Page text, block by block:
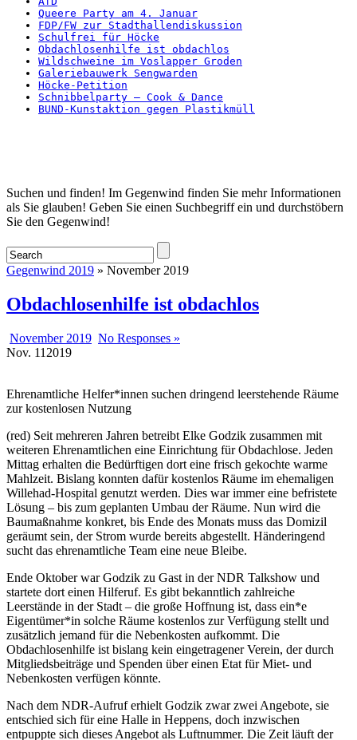
Queere Party am 4. Januar
FDP/FW zur Stadthallendiskussion
Schulfrei für Höcke
Obdachlosenhilfe ist obdachlos
Wildschweine im Voslapper Groden
Galeriebauwerk Sengwarden
Höcke-Petition
Schnibbelparty – Cook & Dance
BUND-Kunstaktion gegen Plastikmüll
Startseite
Suchen und finden! Im Gegenwind finden Sie mehr Informationen
als Sie glauben! Geben Sie einen Suchbegriff ein und durchstöbern
Sie den Gegenwind!
Gegenwind 2019 » November 2019
Obdachlosenhilfe ist obdachlos
November 2019 No Responses »
Nov. 11 2019
Ehrenamtliche Helfer*innen suchen dringend leerstehende Räume
zur kostenlosen Nutzung
(red) Seit mehreren Jahren betreibt Elke Godzik zusammen mit
weiteren Ehrenamtlichen eine Einrichtung für Obdachlose. Jeden
Mittag erhalten die Bedürftigen dort eine frisch gekochte warme
Mahlzeit. Bislang konnten dafür kostenlos Räume im ehemaligen
Willehad-Hospital genutzt werden. Dies war immer eine befristete
Lösung – bis zum geplanten Umbau der Räume. Nun wird die
Baumaßnahme konkret, bis Ende des Monats muss das Domizil
geräumt sein, der Strom wurde bereits abgestellt. Händeringend
sucht das ehrenamtliche Team eine neue Bleibe.
Ende Oktober war Godzik zu Gast in der NDR Talkshow und
startete dort einen Hilferuf. Es gibt bekanntlich zahlreiche
Leerstände in der Stadt – die große Hoffnung ist, dass ein*e
Eigentümer*in solche Räume kostenlos zur Verfügung stellt und
zusätzlich jemand für die Nebenkosten aufkommt. Die
Obdachlosenhilfe ist bislang kein eingetragener Verein, der durch
Mitgliedsbeiträge und Spenden über einen Etat für Miet- und
Nebenkosten verfügen könnte.
Nach dem NDR-Aufruf erhielt Godzik zwar zwei Angebote, sie
entschied sich für eine Halle in Heppens, doch inzwischen
entpuppte sich dieses Angebot als Luftnummer. Die Zeit läuft der